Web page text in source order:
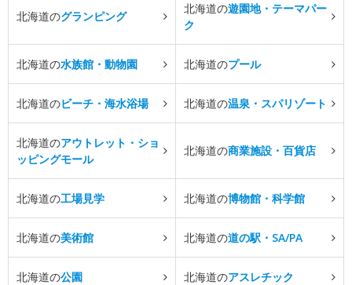
北海道のグランピング
北海道の遊園地・テーマパー
ク
北海道の水族館・動物園 北海道のプール
北海道のビーチ・海水浴場 北海道の温泉・スパリゾート
北海道のアウトレット・ショ
ッピングモール
北海道の商業施設・百貨店
北海道の工場見学 北海道の博物館・科学館
北海道の美術館 北海道の道の駅・SA/PA
北海道の公園 北海道のアスレチック